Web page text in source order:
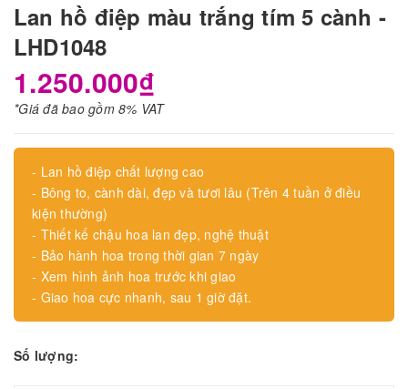
Lan hồ điệp màu trắng tím 5 cành -
LHD1048
1.250.000₫
*Giá đã bao gồm 8% VAT
- Lan hồ điệp chất lượng cao
- Bông to, cành dài, đẹp và tươi lâu (Trên 4 tuần ở điều
kiện thường)
- Thiết kế chậu hoa lan đẹp, nghệ thuật
- Bảo hành hoa trong thời gian 7 ngày
- Xem hình ảnh hoa trước khi giao
- Giao hoa cực nhanh, sau 1 giờ đặt.
Số lượng: